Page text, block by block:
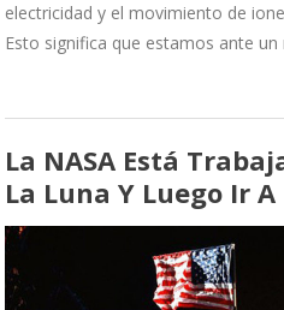
electricidad y el movimiento de
Esto significa que estamos ante
La NASA Está
La Luna Y Luego Ir